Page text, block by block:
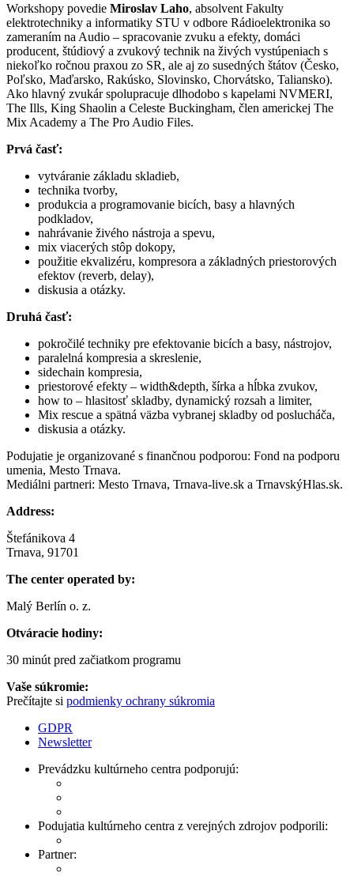
Workshopy povedie Miroslav Laho, absolvent Fakulty
elektrotechniky a informatiky STU v odbore Rádioelektronika so
zameraním na Audio – spracovanie zvuku a efekty, domáci
producent, štúdiový a zvukový technik na živých vystúpeniach s
niekoľko ročnou praxou zo SR, ale aj zo susedných štátov (Česko,
Poľsko, Maďarsko, Rakúsko, Slovinsko, Chorvátsko, Taliansko).
Ako hlavný zvukár spolupracuje dlhodobo s kapelami NVMERI,
The Ills, King Shaolin a Celeste Buckingham, člen americkej The
Mix Academy a The Pro Audio Files.
Prvá časť:
vytváranie základu skladieb,
technika tvorby,
produkcia a programovanie bicích, basy a hlavných
podkladov,
nahrávanie živého nástroja a spevu,
mix viacerých stôp dokopy,
použitie ekvalizéru, kompresora a základných priestorových
efektov (reverb, delay),
diskusia a otázky.
Druhá časť:
pokročilé techniky pre efektovanie bicích a basy, nástrojov,
paralelná kompresia a skreslenie,
sidechain kompresia,
priestorové efekty – width&depth, šírka a hĺbka zvukov,
how to – hlasitosť skladby, dynamický rozsah a limiter,
Mix rescue a spätná väzba vybranej skladby od poslucháča,
diskusia a otázky.
Podujatie je organizované s finančnou podporou: Fond na podporu
umenia, Mesto Trnava.
Mediálni partneri: Mesto Trnava, Trnava-live.sk a TrnavskýHlas.sk.
Address:
Štefánikova 4
Trnava, 91701
The center operated by:
Malý Berlín o. z.
Otváracie hodiny:
30 minút pred začiatkom programu
Vaše súkromie:
Prečítajte si podmienky ochrany súkromia
GDPR
Newsletter
Prevádzku kultúrneho centra podporujú:
Podujatia kultúrneho centra z verejných zdrojov podporili:
Partner: